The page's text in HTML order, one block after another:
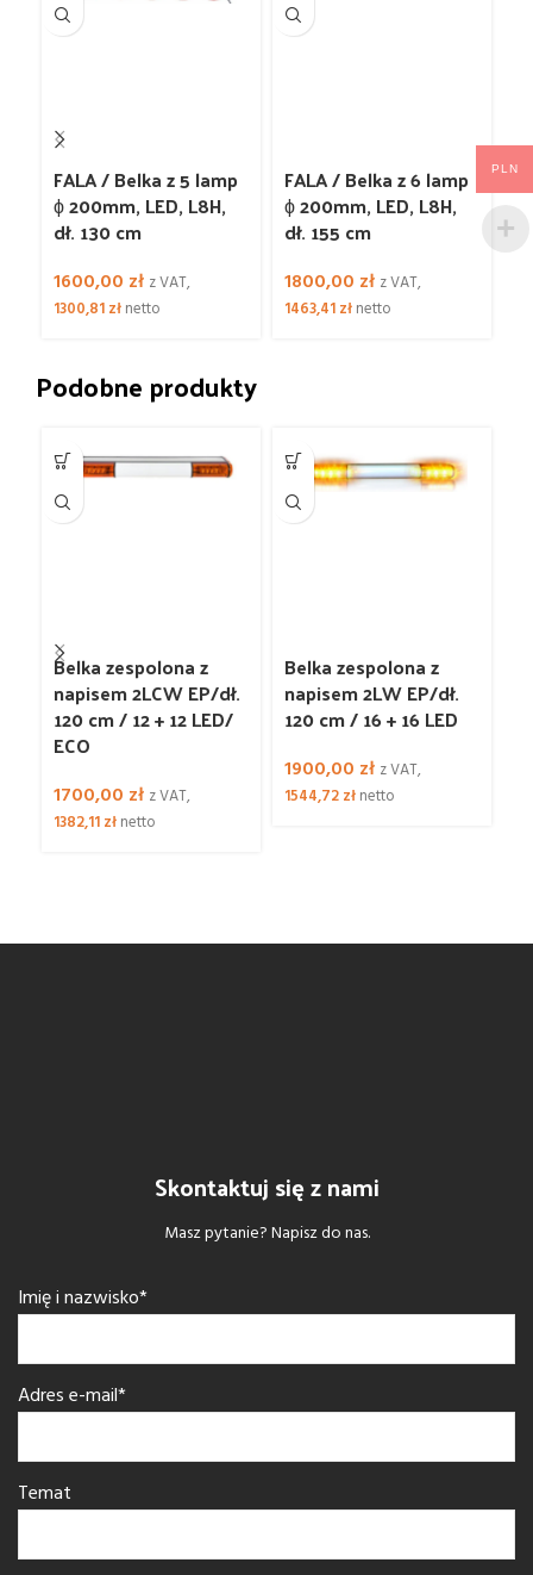
FALA / Belka z 5 lamp
ϕ 200mm, LED, L8H,
dł. 130 cm
1600,00 zł z VAT,
1300,81złnetto
FALA / Belka z 6 lamp
ϕ 200mm, LED, L8H,
dł. 155 cm
1800,00 zł z VAT,
1463,41złnetto
Podobne produkty
Belka zespolona z
napisem 2LCW EP/dł.
120 cm / 12 + 12 LED/
ECO
1700,00 zł z VAT,
1382,11złnetto
Belka zespolona z
napisem 2LW EP/dł.
120 cm / 16 + 16 LED
1900,00 zł z VAT,
1544,72złnetto
Skontaktuj się z nami
Masz pytanie? Napisz do nas.
Imię i nazwisko*
Adres e-mail*
Temat
PLN